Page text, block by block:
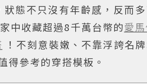
態不只沒有年齡感，反而
中收藏超過8千萬台幣的愛
！不刻意裝嫩、不靠浮誇名
得參考的穿搭模板。